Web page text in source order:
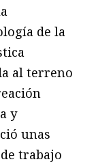
de la
al terreno
y
unas
trabajo